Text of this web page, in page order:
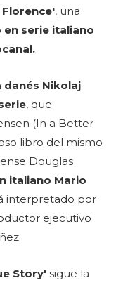
, una
serie italiano
Nikolaj
, que
(In a Better
libro del mismo
Douglas
italiano Mario
interpretado por
ejecutivo
Story' sigue la